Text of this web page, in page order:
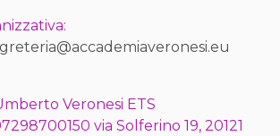
Veronesi ETS
via Solferino 19, 20121